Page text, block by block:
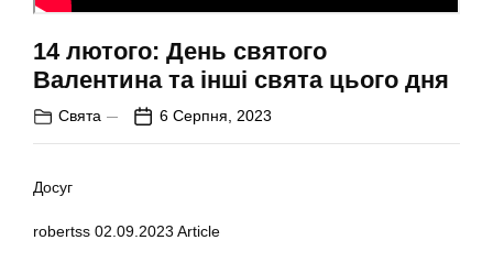
14 лютого: День святого
Валентина та інші свята цього дня
Свята 6 Серпня, 2023
Досуг
robertss 02.09.2023 Article